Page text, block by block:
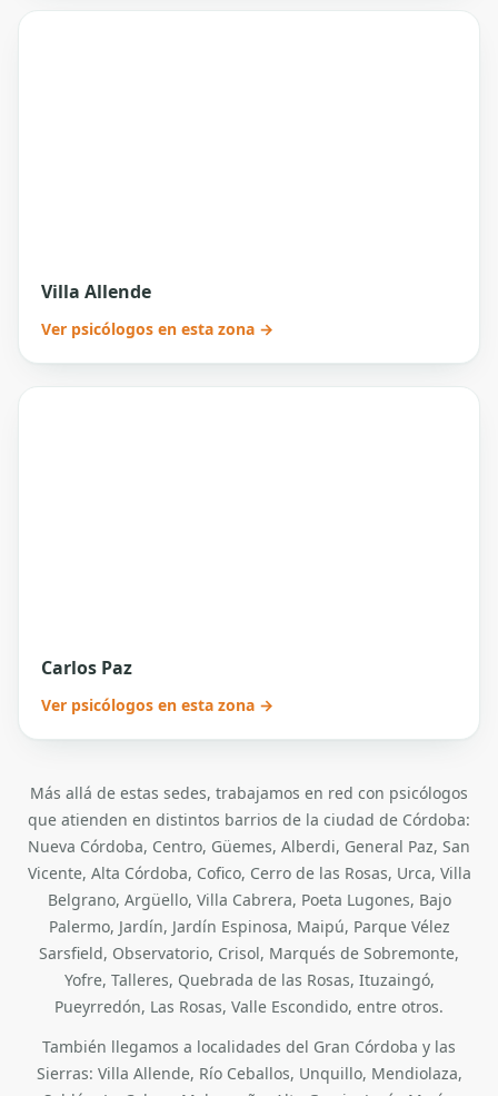
Villa Allende
Ver psicólogos en esta zona →
Carlos Paz
Ver psicólogos en esta zona →
Más allá de estas sedes, trabajamos en red con psicólogos
que atienden en distintos barrios de la ciudad de Córdoba:
Nueva Córdoba, Centro, Güemes, Alberdi, General Paz, San
Vicente, Alta Córdoba, Cofico, Cerro de las Rosas, Urca, Villa
Belgrano, Argüello, Villa Cabrera, Poeta Lugones, Bajo
Palermo, Jardín, Jardín Espinosa, Maipú, Parque Vélez
Sarsfield, Observatorio, Crisol, Marqués de Sobremonte,
Yofre, Talleres, Quebrada de las Rosas, Ituzaingó,
Pueyrredón, Las Rosas, Valle Escondido, entre otros.
También llegamos a localidades del Gran Córdoba y las
Sierras: Villa Allende, Río Ceballos, Unquillo, Mendiolaza,